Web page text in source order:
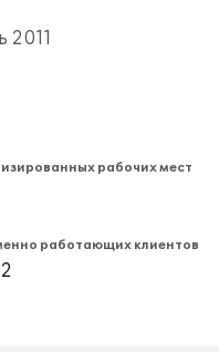
2011
рабочих мест
работающих клиентов